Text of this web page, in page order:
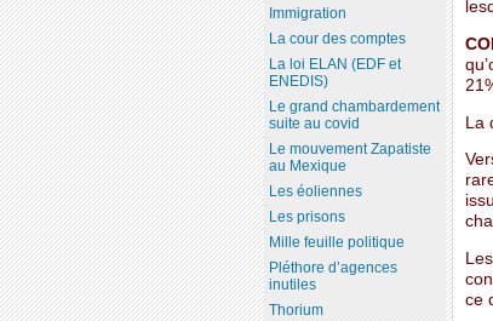
La
ce
Immigration
La cour des comptes
La loi ELAN (EDF et
ENEDIS)
Le grand chambardement
suite au covid
Le mouvement Zapatiste
au Mexique
Les éoliennes
Les prisons
Mille feuille politique
Pléthore d’agences
inutiles
Thorium